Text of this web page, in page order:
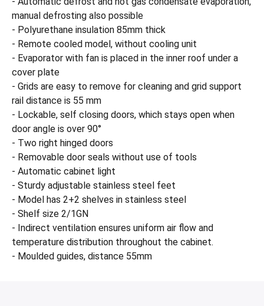
manual defrosting also possible
- Polyurethane insulation 85mm thick
- Remote cooled model, without cooling unit
- Evaporator with fan is placed in the inner roof under a
cover plate
- Grids are easy to remove for cleaning and grid support
rail distance is 55 mm
- Lockable, self closing doors, which stays open when
door angle is over 90°
- Two right hinged doors
- Removable door seals without use of tools
- Automatic cabinet light
- Sturdy adjustable stainless steel feet
- Model has 2+2 shelves in stainless steel
- Shelf size 2/1GN
- Indirect ventilation ensures uniform air flow and
temperature distribution throughout the cabinet.
- Moulded guides, distance 55mm